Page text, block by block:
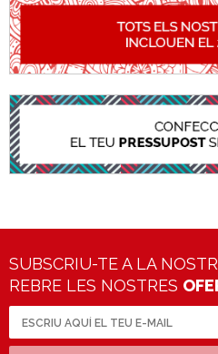
SUBSCRIU-TE A LA
REBRE LES NOSTRES